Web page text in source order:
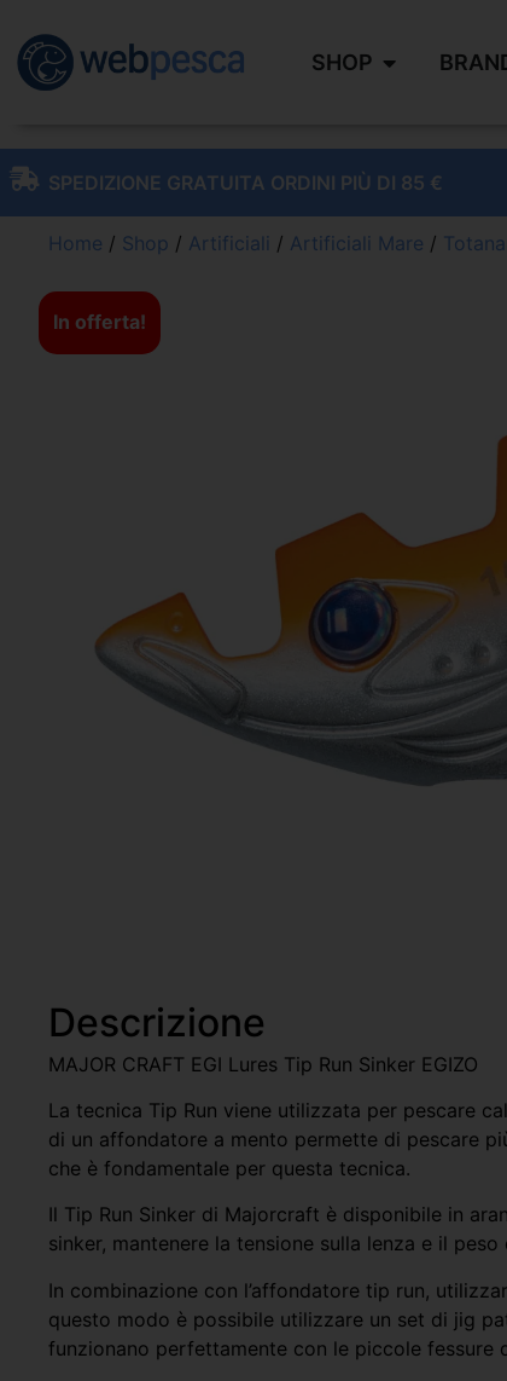
SHOP
SPEDIZIONE GRATUITA ORDINI PIÙ DI 85 €
Home / Shop / Artificiali / Artificiali Mare /
In offerta!
Descrizione
MAJOR CRAFT EGI Lures Tip Run Sinker EGIZO
La tecnica Tip Run viene utilizzata per pescare
di un affondatore a mento permette di pescare
che è fondamentale per questa tecnica.
Il Tip Run Sinker di Majorcraft è disponibile in
sinker, mantenere la tensione sulla lenza e il
In combinazione con l’affondatore tip run,
questo modo è possibile utilizzare un set di jig
funzionano perfettamente con le piccole fessure